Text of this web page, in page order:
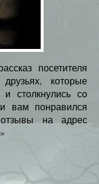
посетителя
которые
и столкнулись со
вам понравился
на адрес
»